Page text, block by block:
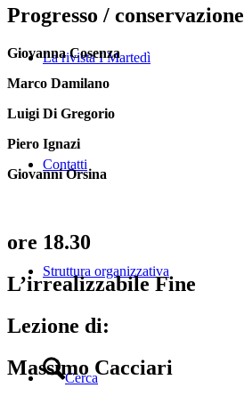
La rivista I Martedì
Contatti
Struttura organizzativa
Cerca
Progresso / conservazione
Giovanna Cosenza
Marco Damilano
Luigi Di Gregorio
Piero Ignazi
Giovanni Orsina
ore 18.30
L’irrealizzabile Fine
Lezione di:
Massimo Cacciari